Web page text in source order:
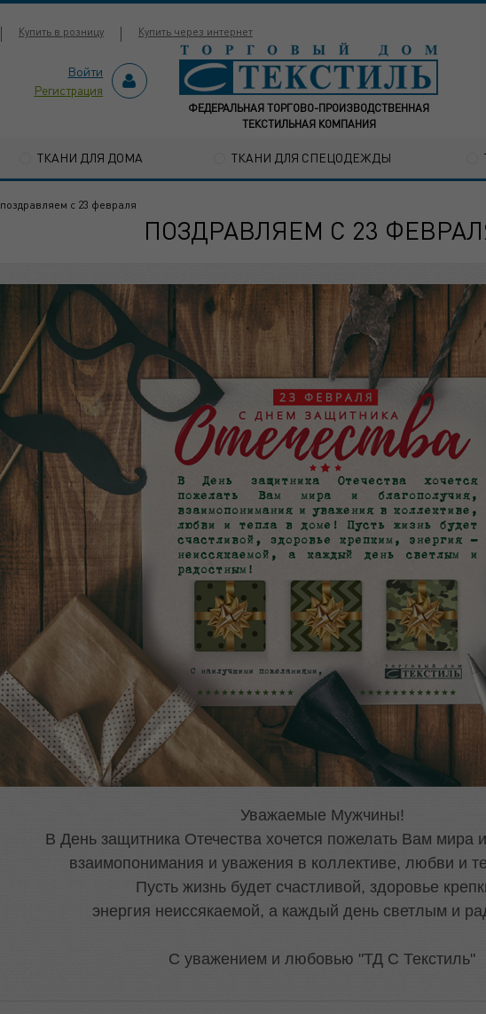
Купить в розницу Купить через интернет
Войти
Регистрация
ФЕДЕРАЛЬНАЯ ТОРГОВО-ПРОИЗВОДСТВЕННАЯ
ТЕКСТИЛЬНАЯ КОМПАНИЯ
ТКАНИ ДЛЯ ДОМА ТКАНИ ДЛЯ СПЕЦОДЕЖДЫ
поздравляем с 23 февраля
ПОЗДРАВЛЯЕМ С 23
Уважаемые Мужчины!
В День защитника Отечества хочется пожелать Вам мира
взаимопонимания и уважения в коллективе, любви и
Пусть жизнь будет счастливой, здоровье
энергия неиссякаемой, а каждый день светлым и
С уважением и любовью "ТД С Текстиль"